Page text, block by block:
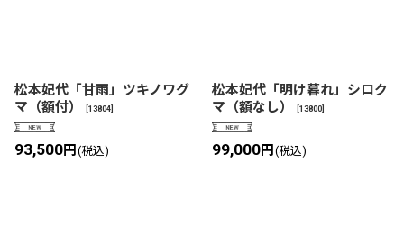
松本妃代「甘雨」ツキノワグ
マ（額付）
13804
93,500円 (税込)
松本妃代「明け暮れ」シロク
マ（額なし）
13800
99,000円 (税込)